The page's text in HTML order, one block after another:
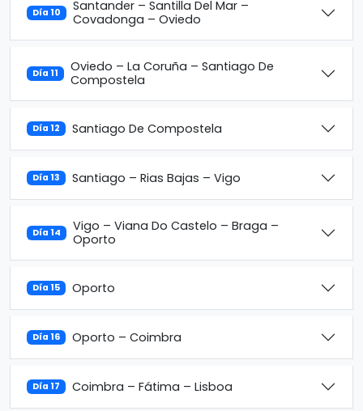
Día 10
Santander – Santilla Del Mar –
Covadonga – Oviedo
Día 11
Oviedo – La Coruña – Santiago De
Compostela
Día 12 Santiago De Compostela
Día 13 Santiago – Rias Bajas – Vigo
Día 14
Vigo – Viana Do Castelo – Braga –
Oporto
Día 15 Oporto
Día 16 Oporto – Coimbra
Día 17 Coimbra – Fátima – Lisboa